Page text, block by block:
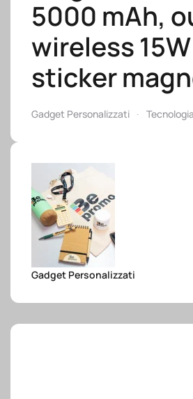
5000 mAh,
wireless
sticker
Gadget Personalizzati Tecnologia
Gadget Personalizzati